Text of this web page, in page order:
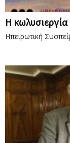
Η
Ηπειρωτική